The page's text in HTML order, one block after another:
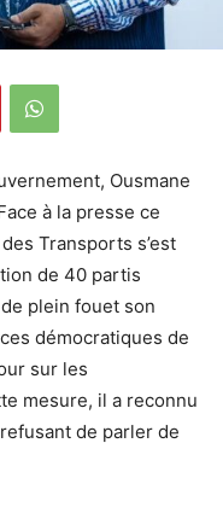
Ousmane
à la presse ce
Transports s’est
de 40 partis
plein fouet son
démocratiques de
sur les
mesure, il a reconnu
de parler de